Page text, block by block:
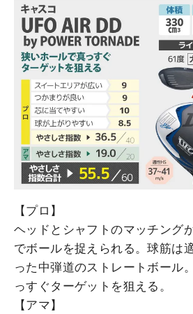
【プロ】
ヘッドとシャフトのマッチング
でボールを捉えられる。球筋は
った中弾道のストレートボール
っすぐターゲットを狙える。
【アマ】